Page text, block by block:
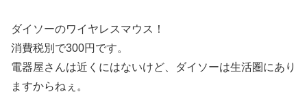
ダイソーのワイヤレスマウス！
消費税別で300円です。
電器屋さんは近くにはないけど、ダイソーは生活圏にあり
ますからねぇ。